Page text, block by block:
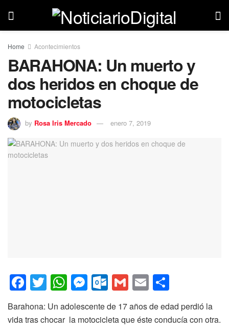
Home Acontecimientos
BARAHONA: Un muerto y
dos heridos en choque de
motocicletas
by Rosa Iris Mercado enero 7, 2019
F
a
c
T
wi
tt
W
h
at
M
e
ss
O
ut
lo
G
m
ail
E
m
ail
o
m
Barahona: Un adolescente de 17 años de edad perdió la
vida tras chocar la motocicleta que éste conducía con otra.